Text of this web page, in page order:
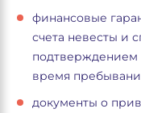
финансовые
счета невесты и
подтверждением
время
документы о